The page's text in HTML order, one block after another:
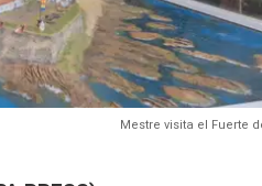
Mestre visita el Fuerte